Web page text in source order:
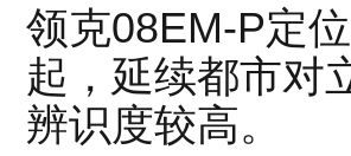
领克08EM-P定
起，延续都市对
辨识度较高。